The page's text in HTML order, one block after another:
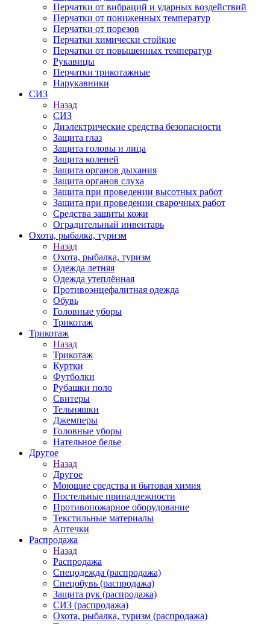
Перчатки от вибраций и ударных воздействий
Перчатки от пониженных температур
Перчатки от порезов
Перчатки химически стойкие
Перчатки от повышенных температур
Рукавицы
Перчатки трикотажные
Нарукавники
СИЗ
Назад
СИЗ
Диэлектрические средства безопасности
Защита глаз
Защита головы и лица
Защита коленей
Защита органов дыхания
Защита органов слуха
Защита при проведении высотных работ
Защита при проведении сварочных работ
Средства защиты кожи
Оградительный инвентарь
Охота, рыбалка, туризм
Назад
Охота, рыбалка, туризм
Одежда летняя
Одежда утеплённая
Противоэнцефалитная одежда
Обувь
Головные уборы
Трикотаж
Трикотаж
Назад
Трикотаж
Куртки
Футболки
Рубашки поло
Свитеры
Тельняшки
Джемперы
Головные уборы
Нательное белье
Другое
Назад
Другое
Моющие средства и бытовая химия
Постельные принадлежности
Противопожарное оборудование
Текстильные материалы
Аптечки
Распродажа
Назад
Распродажа
Спецодежда (распродажа)
Спецобувь (распродажа)
Защита рук (распродажа)
СИЗ (распродажа)
Охота, рыбалка, туризм (распродажа)